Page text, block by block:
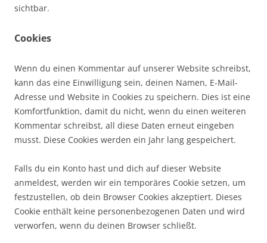
sichtbar.
Cookies
Wenn du einen Kommentar auf unserer Website schreibst,
kann das eine Einwilligung sein, deinen Namen, E-Mail-
Adresse und Website in Cookies zu speichern. Dies ist eine
Komfortfunktion, damit du nicht, wenn du einen weiteren
Kommentar schreibst, all diese Daten erneut eingeben
musst. Diese Cookies werden ein Jahr lang gespeichert.
Falls du ein Konto hast und dich auf dieser Website
anmeldest, werden wir ein temporäres Cookie setzen, um
festzustellen, ob dein Browser Cookies akzeptiert. Dieses
Cookie enthält keine personenbezogenen Daten und wird
verworfen, wenn du deinen Browser schließt.